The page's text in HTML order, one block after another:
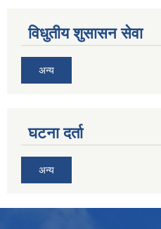
विधुतीय शुसासन सेवा
अन्य
घटना दर्ता
अन्य